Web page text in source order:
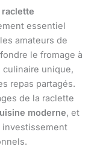
raclette
essentiel
amateurs de
le fromage à
unique,
repas partagés.
de la raclette
moderne, et
investissement